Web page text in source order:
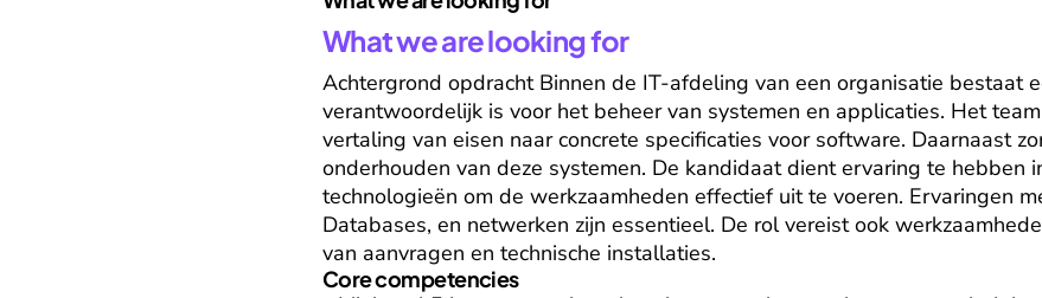
What we are looking for
Achtergrond opdracht Binnen de IT-afdeling van een organisatie bestaat
verantwoordelijk is voor het beheer van systemen en applicaties. Het
vertaling van eisen naar concrete specificaties voor software. Daarnaast
onderhouden van deze systemen. De kandidaat dient ervaring te hebben
technologieën om de werkzaamheden effectief uit te voeren. Ervaringen
Databases, en netwerken zijn essentieel. De rol vereist ook
van aanvragen en technische installaties.
Core competencies